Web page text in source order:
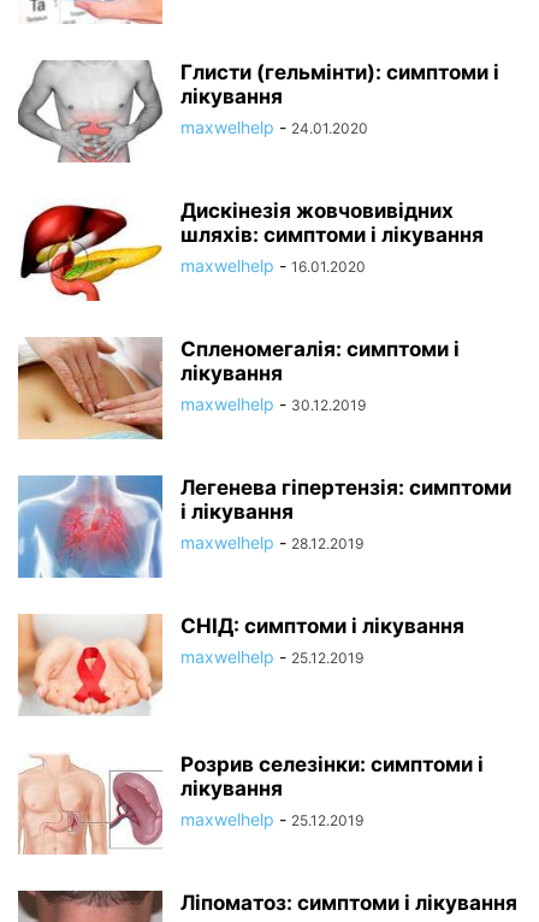
Глисти (гельмінти): симптоми і
лікування
maxwelhelp - 24.01.2020
Дискінезія жовчовивідних
шляхів: симптоми і лікування
maxwelhelp - 16.01.2020
Спленомегалія: симптоми і
лікування
maxwelhelp - 30.12.2019
Легенева гіпертензія: симптоми
і лікування
maxwelhelp - 28.12.2019
СНІД: симптоми і лікування
maxwelhelp - 25.12.2019
Розрив селезінки: симптоми і
лікування
maxwelhelp - 25.12.2019
Ліпоматоз: симптоми і лікування